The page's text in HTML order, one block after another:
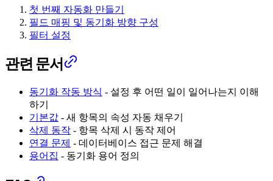
첫 번째 자동화 만들기
필드 매핑 및 동기화 방향 구성
필터 설정
관련 문서
동기화 작동 방식 - 설정 후 어떤 일이 일어나는지 이해
하기
기본값 - 새 항목의 속성 자동 채우기
삭제 동작 - 항목 삭제 시 동작 제어
연결 문제 - 데이터베이스 접근 문제 해결
용어집 - 동기화 용어 정의